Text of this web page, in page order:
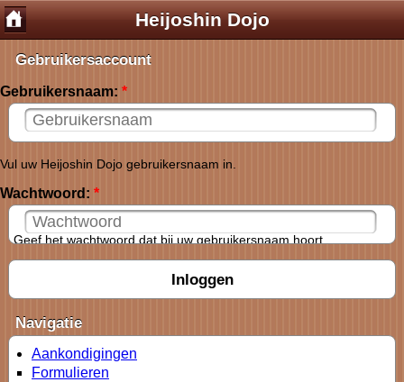
Heijoshin Dojo
Gebruikersaccount
Gebruikersnaam: *
Vul uw Heijoshin Dojo gebruikersnaam in.
Wachtwoord: *
Geef het wachtwoord dat bij uw gebruikersnaam hoort.
Navigatie
Aankondigingen
Formulieren